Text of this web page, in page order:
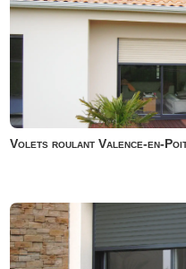
Volets roulant Valence-en-